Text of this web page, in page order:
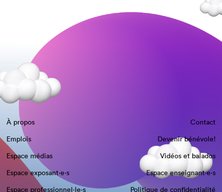
À propos
Contact
Emplois
Devenir bénévole!
Espace médias
Vidéos et balados
Espace exposant·e⋅s
Espace enseignant·e⋅s
Espace professionnel·le⋅s
Politique de confidentialité